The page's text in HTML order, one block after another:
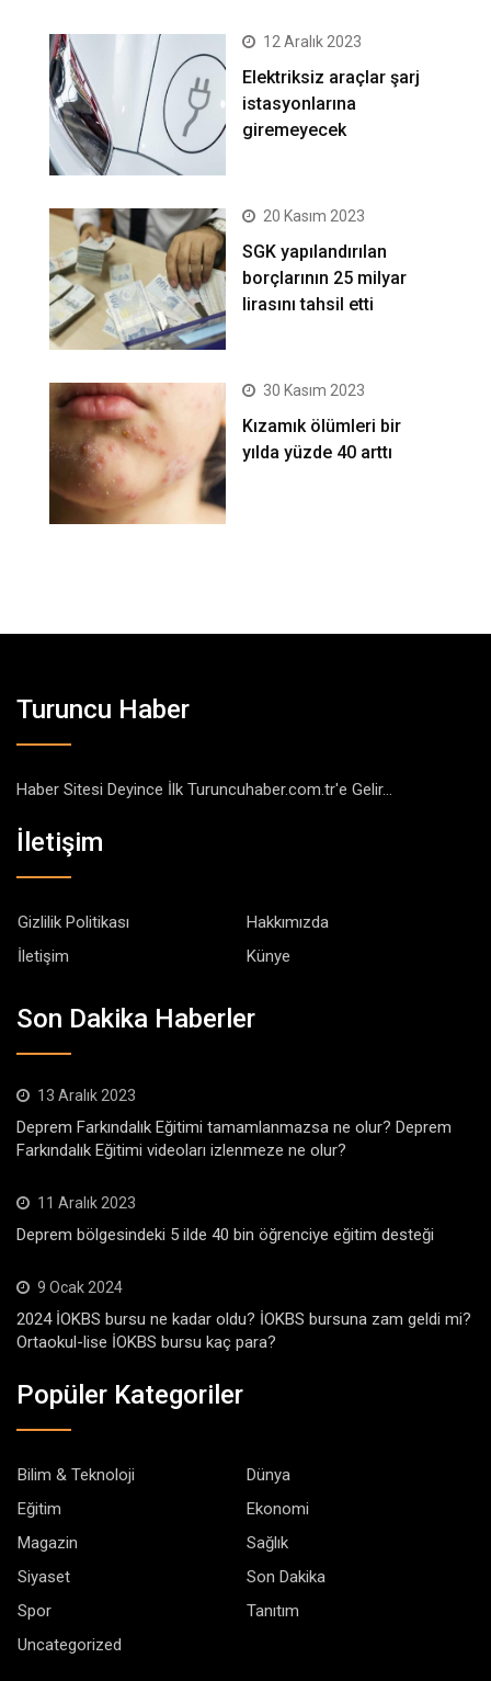
12 Aralık 2023
Elektriksiz araçlar şarj
istasyonlarına
giremeyecek
20 Kasım 2023
SGK yapılandırılan
borçlarının 25 milyar
lirasını tahsil etti
30 Kasım 2023
Kızamık ölümleri bir
yılda yüzde 40 arttı
Turuncu Haber
Haber Sitesi Deyince İlk Turuncuhaber.com.tr'e Gelir...
İletişim
Gizlilik Politikası
Hakkımızda
İletişim
Künye
Son Dakika Haberler
13 Aralık 2023
Deprem Farkındalık Eğitimi tamamlanmazsa ne olur? Deprem
Farkındalık Eğitimi videoları izlenmeze ne olur?
11 Aralık 2023
Deprem bölgesindeki 5 ilde 40 bin öğrenciye eğitim desteği
9 Ocak 2024
2024 İOKBS bursu ne kadar oldu? İOKBS bursuna zam geldi mi?
Ortaokul-lise İOKBS bursu kaç para?
Popüler Kategoriler
Bilim & Teknoloji
Dünya
Eğitim
Ekonomi
Magazin
Sağlık
Siyaset
Son Dakika
Spor
Tanıtım
Uncategorized